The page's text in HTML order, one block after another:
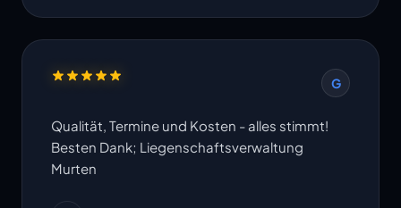
G
Qualität, Termine und Kosten - alles stimmt!
Besten Dank; Liegenschaftsverwaltung
Murten